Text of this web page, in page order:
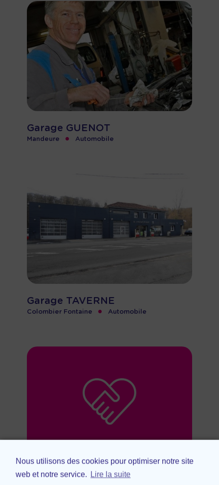
Nous utilisons des cookies pour optimiser notre site
web et notre service.
Lire la suite
Garage GUENOT
Mandeure • Automobile
Garage TAVERNE
Colombier Fontaine • Automobile
Peter Automobile